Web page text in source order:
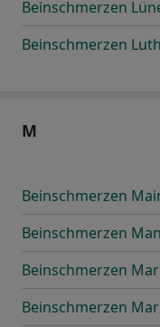
Beinschmerzen
Beinschmerzen
M
Beinschmerzen
Beinschmerzen
Beinschmerzen
Beinschmerzen